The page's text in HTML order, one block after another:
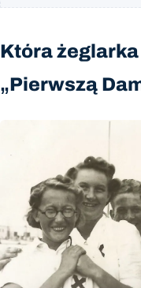
Która żeglarka
„Pierwszą